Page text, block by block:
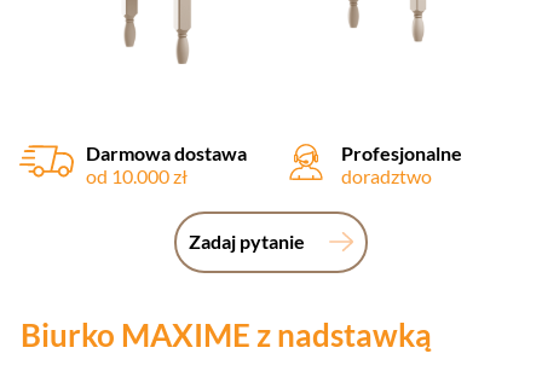
Darmowa dostawa
od 10.000 zł
Profesjonalne
doradztwo
Zadaj pytanie
Biurko MAXIME z nadstawką